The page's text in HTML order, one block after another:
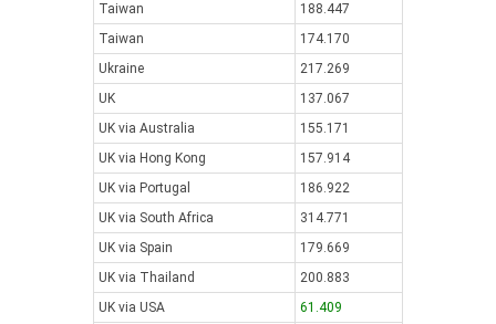
Taiwan
188.447
Taiwan
174.170
Ukraine
217.269
UK
137.067
UK via Australia
155.171
UK via Hong Kong
157.914
UK via Portugal
186.922
UK via South Africa
314.771
UK via Spain
179.669
UK via Thailand
200.883
UK via USA
61.409